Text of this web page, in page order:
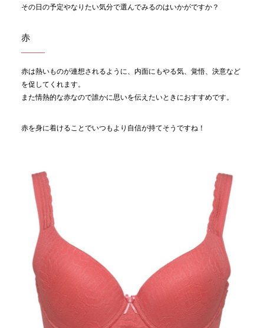
その日の予定やなりたい気分で選んでみるのはいかがですか？
赤
赤は熱いものが連想されるように、内面にもやる気、覚悟、決意など
を促してくれます。
また情熱的な赤なので誰かに思いを伝えたいときにおすすめです。
赤を身に着けることでいつもより自信が持てそうですね！